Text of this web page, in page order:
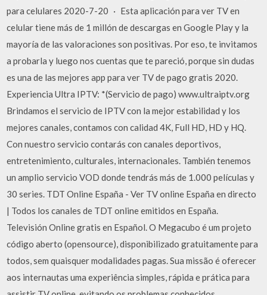
para celulares 2020-7-20 · Esta aplicación para ver TV en
celular tiene más de 1 millón de descargas en Google Play y la
mayoría de las valoraciones son positivas. Por eso, te invitamos
a probarla y luego nos cuentas que te pareció, porque sin dudas
es una de las mejores app para ver TV de pago gratis 2020.
Experiencia Ultra IPTV: *(Servicio de pago) www.ultraiptv.org
Brindamos el servicio de IPTV con la mejor estabilidad y los
mejores canales, contamos con calidad 4K, Full HD, HD y HQ.
Con nuestro servicio contarás con canales deportivos,
entretenimiento, culturales, internacionales. También tenemos
un amplio servicio VOD donde tendrás más de 1.000 películas y
30 series. TDT Online España - Ver TV online España en directo
| Todos los canales de TDT online emitidos en España.
Televisión Online gratis en Español. O Megacubo é um projeto
código aberto (opensource), disponibilizado gratuitamente para
todos, sem quaisquer modalidades pagas. Sua missão é oferecer
aos internautas uma experiência simples, rápida e prática para